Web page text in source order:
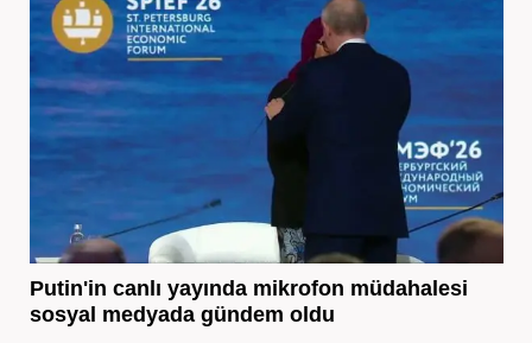
Putin'in canlı yayında mikrofon müdahalesi
sosyal medyada gündem oldu